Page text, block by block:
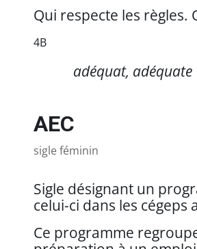
Qui respecte les règles.
4B
https://
quebec.gouv.qc.ca/moodle_ref/
adéquat, adéquate
AEC
sigle féminin
Sigle désignant un
celui-ci dans les cégeps
Ce programme